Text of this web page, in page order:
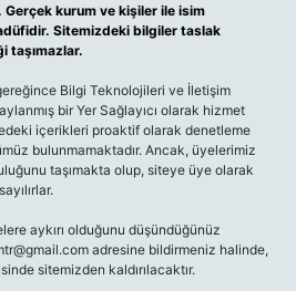
Gerçek kurum ve kişiler ile isim
Sitemizdeki bilgiler taslak
taşımazlar.
Bilgi Teknolojileri ve İletişim
bir Yer Sağlayıcı olarak hizmet
içerikleri proaktif olarak denetleme
bulunmamaktadır. Ancak, üyelerimiz
taşımakta olup, siteye üye olarak
aykırı olduğunu düşündüğünüz
adresine bildirmeniz halinde,
sitemizden kaldırılacaktır.